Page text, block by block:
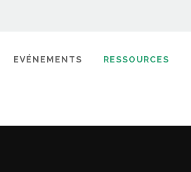
EVÉNEMENTS RESSOURCES